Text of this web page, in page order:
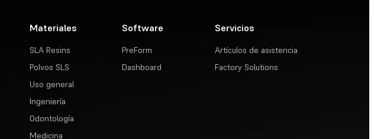
Materiales
SLA Resins
Polvos SLS
Uso general
Ingeniería
Odontología
Medicina
Software
PreForm
Dashboard
Servicios
Artículos de asistencia
Factory Solutions